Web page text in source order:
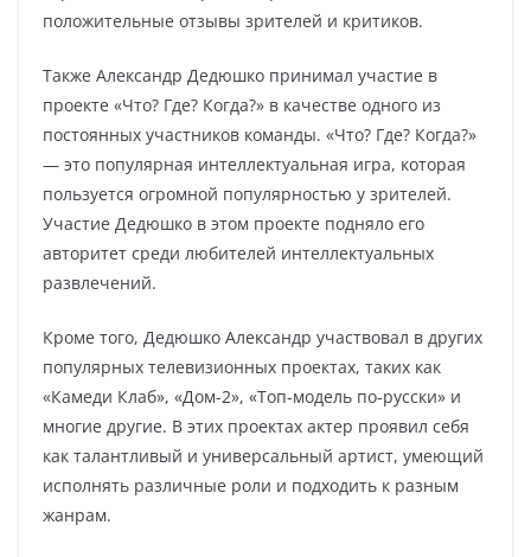
положительные отзывы зрителей и критиков.
Также Александр Дедюшко принимал участие в
проекте «Что? Где? Когда?» в качестве одного из
постоянных участников команды. «Что? Где? Когда?»
— это популярная интеллектуальная игра, которая
пользуется огромной популярностью у зрителей.
Участие Дедюшко в этом проекте подняло его
авторитет среди любителей интеллектуальных
развлечений.
Кроме того, Дедюшко Александр участвовал в других
популярных телевизионных проектах, таких как
«Камеди Клаб», «Дом-2», «Топ-модель по-русски» и
многие другие. В этих проектах актер проявил себя
как талантливый и универсальный артист, умеющий
исполнять различные роли и подходить к разным
жанрам.